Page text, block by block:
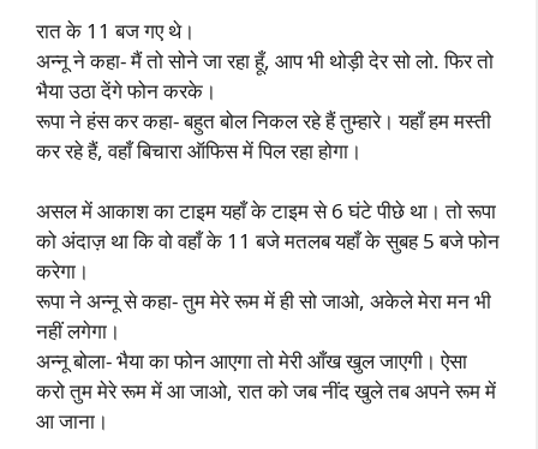
रात के 11 बज गए थे।
अन्नू ने कहा- मैं तो सोने जा रहा हूँ, आप भी थोड़ी देर सो लो. फिर तो
भैया उठा देंगे फोन करके।
रूपा ने हंस कर कहा- बहुत बोल निकल रहे हैं तुम्हारे। यहाँ हम मस्ती
कर रहे हैं, वहाँ बिचारा ऑफिस में पिल रहा होगा।
असल में आकाश का टाइम यहाँ के टाइम से 6 घंटे पीछे था। तो रूपा
को अंदाज़ था कि वो वहाँ के 11 बजे मतलब यहाँ के सुबह 5 बजे फोन
करेगा।
रूपा ने अन्नू से कहा- तुम मेरे रूम में ही सो जाओ, अकेले मेरा मन भी
नहीं लगेगा।
अन्नू बोला- भैया का फोन आएगा तो मेरी आँख खुल जाएगी। ऐसा
करो तुम मेरे रूम में आ जाओ, रात को जब नींद खुले तब अपने रूम में
आ जाना।